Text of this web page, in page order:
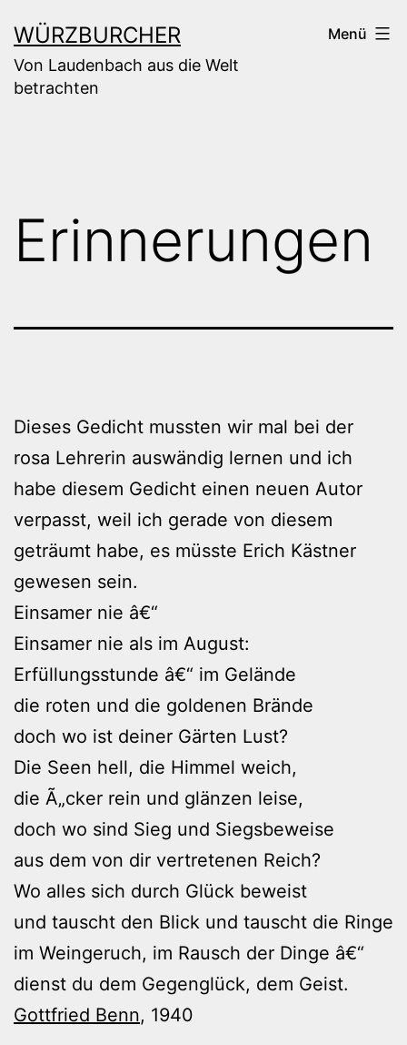
Inhalt
springen
WÜRZBURCHER
Von Laudenbach aus die Welt
betrachten
Menü
Erinnerungen
Dieses Gedicht mussten wir mal bei der
rosa Lehrerin auswändig lernen und ich
habe diesem Gedicht einen neuen Autor
verpasst, weil ich gerade von diesem
geträumt habe, es müsste Erich Kästner
gewesen sein.
Einsamer nie â€“
Einsamer nie als im August:
Erfüllungsstunde â€“ im Gelände
die roten und die goldenen Brände
doch wo ist deiner Gärten Lust?
Die Seen hell, die Himmel weich,
die Ã„cker rein und glänzen leise,
doch wo sind Sieg und Siegsbeweise
aus dem von dir vertretenen Reich?
Wo alles sich durch Glück beweist
und tauscht den Blick und tauscht die Ringe
im Weingeruch, im Rausch der Dinge â€“
dienst du dem Gegenglück, dem Geist.
Gottfried Benn, 1940